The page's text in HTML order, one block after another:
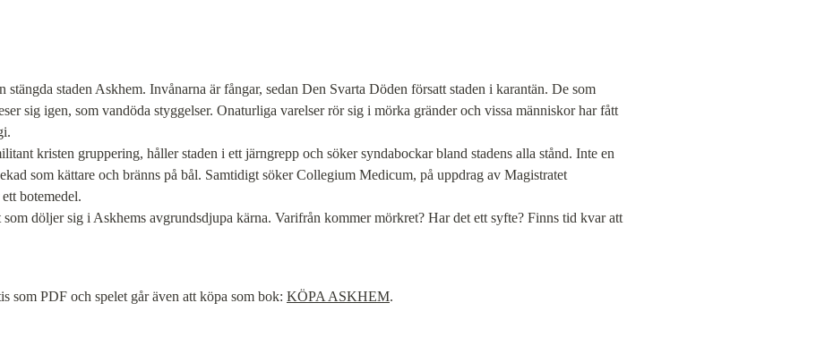
stängda staden Askhem. Invånarna är fångar, sedan Den Svarta Döden försatt staden i karantän. De som
sig igen, som vandöda styggelser. Onaturliga varelser rör sig i mörka gränder och vissa människor har fått
kristen gruppering, håller staden i ett järngrepp och söker syndabockar bland stadens alla stånd. Inte en
som kättare och bränns på bål. Samtidigt söker Collegium Medicum, på uppdrag av Magistratet
botemedel.
döljer sig i Askhems avgrundsdjupa kärna. Varifrån kommer mörkret? Har det ett syfte? Finns tid kvar att
som PDF och spelet går även att köpa som bok: KÖPA ASKHEM.